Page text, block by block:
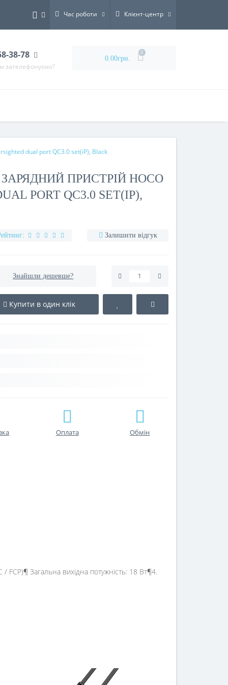
Час роботи Клієнт-центр
38-78
зателефонуємо?
0.00грн.
0
dual port QC3.0 set(iP), Black
ПРИСТРІЙ HOCO
PORT QC3.0 SET(IP),
Залишити відгук
Знайшли дешевше?
Купити в один клік
Оплата Обмін
FCP)¶ Загальна вихідна потужність: 18 Вт¶4.